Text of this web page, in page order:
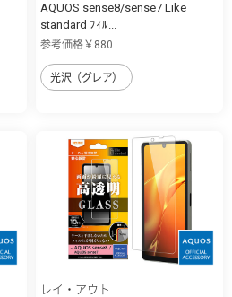
AQUOS sense8/sense7 Like
standard ﾌｨﾙ...
参考価格￥880
光沢（グレア）
レイ・アウト